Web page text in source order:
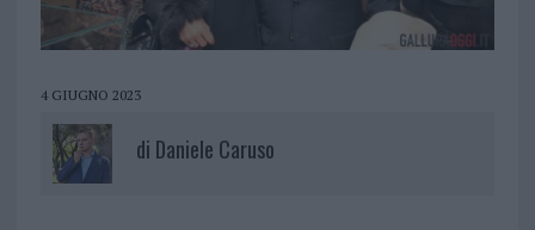
4 GIUGNO 2023
di Daniele Caruso